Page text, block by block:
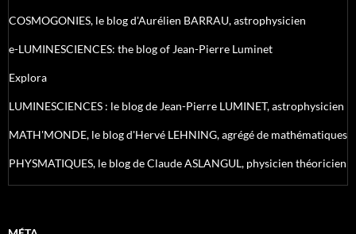
COSMOGONIES, le blog d'Aurélien BARRAU, astrophysicien
e-LUMINESCIENCES: the blog of Jean-Pierre Luminet
Explora
LUMINESCIENCES : le blog de Jean-Pierre LUMINET, astrophysicien
MATH'MONDE, le blog d'Hervé LEHNING, agrégé de mathématiques
PHYSMATIQUES, le blog de Claude ASLANGUL, physicien théoricien